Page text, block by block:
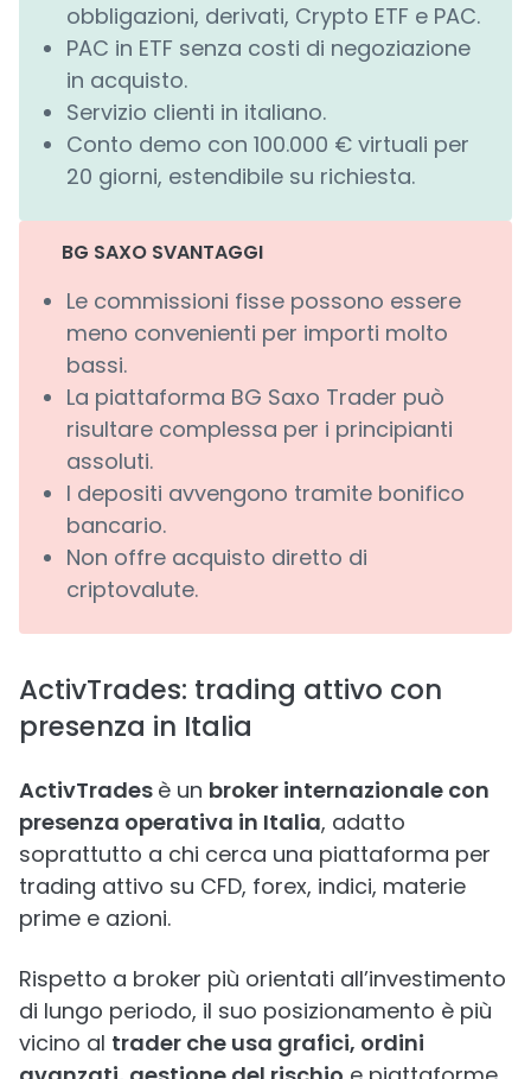
obbligazioni, derivati, Crypto ETF e PAC.
PAC in ETF senza costi di negoziazione
in acquisto.
Servizio clienti in italiano.
Conto demo con 100.000 € virtuali per
20 giorni, estendibile su richiesta.
BG SAXO SVANTAGGI
Le commissioni fisse possono essere
meno convenienti per importi molto
bassi.
La piattaforma BG Saxo Trader può
risultare complessa per i principianti
assoluti.
I depositi avvengono tramite bonifico
bancario.
Non offre acquisto diretto di
criptovalute.
ActivTrades: trading attivo con
presenza in Italia
ActivTrades è un broker internazionale con
presenza operativa in Italia, adatto
soprattutto a chi cerca una piattaforma per
trading attivo su CFD, forex, indici, materie
prime e azioni.
Rispetto a broker più orientati all’investimento
di lungo periodo, il suo posizionamento è più
vicino al trader che usa grafici, ordini